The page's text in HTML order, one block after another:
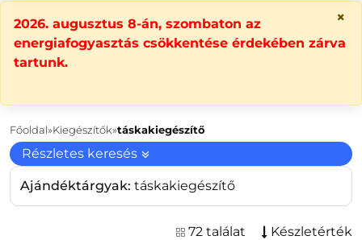
×
2026. augusztus 8-án, szombaton az
energiafogyasztás csökkentése érdekében zárva
tartunk.
Főoldal Kiegészítők táskakiegészítő
Részletes keresés
Ajándéktárgyak: táskakiegészítő
72 találat
Készletérték